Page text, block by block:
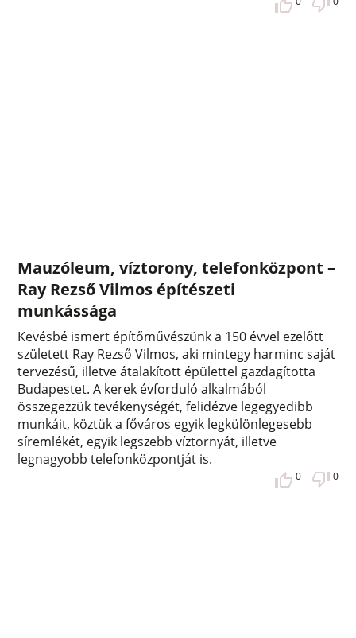
Mauzóleum, víztorony, telefonközpont –
Ray Rezső Vilmos építészeti
munkássága
Kevésbé ismert építőművészünk a 150 évvel ezelőtt
született Ray Rezső Vilmos, aki mintegy harminc saját
tervezésű, illetve átalakított épülettel gazdagította
Budapestet. A kerek évforduló alkalmából
összegezzük tevékenységét, felidézve legegyedibb
munkáit, köztük a főváros egyik legkülönlegesebb
síremlékét, egyik legszebb víztornyát, illetve
legnagyobb telefonközpontját is.
0 0